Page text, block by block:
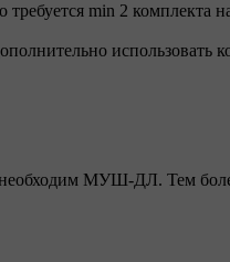
min 2
использовать
МУШ-ДЛ. Тем